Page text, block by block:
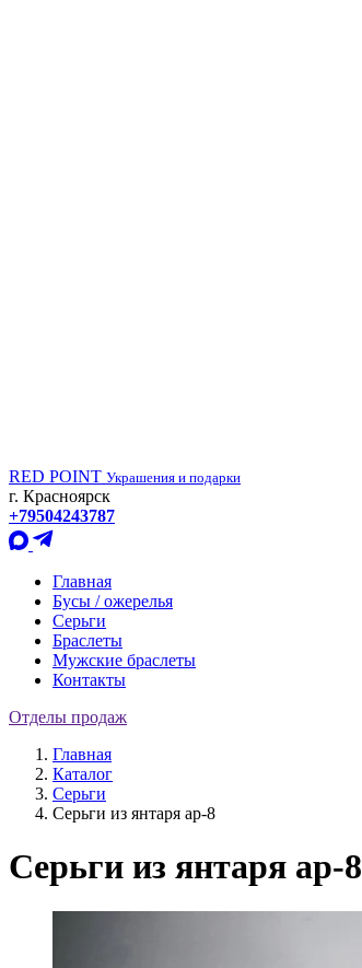
RED POINT Украшения и подарки
г. Красноярск
+79504243787
Главная
Бусы / ожерелья
Серьги
Браслеты
Мужские браслеты
Контакты
Отделы продаж
Главная
Каталог
Серьги
Серьги из янтаря ар-8
Серьги из янтаря ар-8